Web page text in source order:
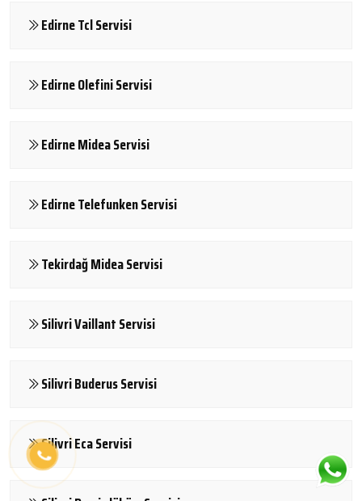
Edirne Tcl Servisi
Edirne Olefini Servisi
Edirne Midea Servisi
Edirne Telefunken Servisi
Tekirdağ Midea Servisi
Silivri Vaillant Servisi
Silivri Buderus Servisi
Silivri Eca Servisi